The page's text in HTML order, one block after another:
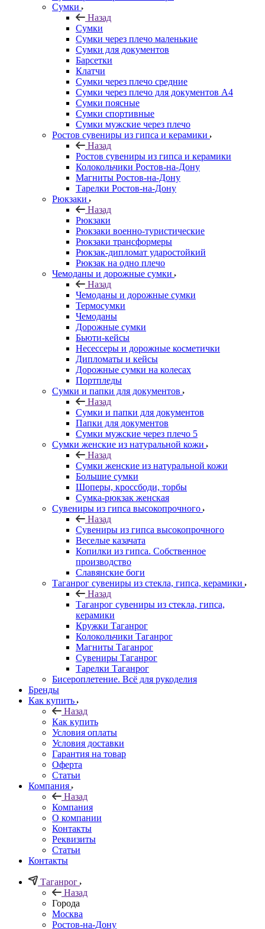
Сумки
Назад
Сумки
Сумки через плечо маленькие
Сумки для документов
Барсетки
Клатчи
Сумки через плечо средние
Сумки через плечо для документов А4
Сумки поясные
Сумки спортивные
Сумки мужские через плечо
Ростов сувениры из гипса и керамики
Назад
Ростов сувениры из гипса и керамики
Колокольчики Ростов-на-Дону
Магниты Ростов-на-Дону
Тарелки Ростов-на-Дону
Рюкзаки
Назад
Рюкзаки
Рюкзаки военно-туристические
Рюкзаки трансформеры
Рюкзак-дипломат ударостойкий
Рюкзак на одно плечо
Чемоданы и дорожные сумки
Назад
Чемоданы и дорожные сумки
Термосумки
Чемоданы
Дорожные сумки
Бьюти-кейсы
Несессеры и дорожные косметички
Дипломаты и кейсы
Дорожные сумки на колесах
Портпледы
Сумки и папки для документов
Назад
Сумки и папки для документов
Папки для документов
Сумки мужские через плечо 5
Сумки женские из натуральной кожи
Назад
Сумки женские из натуральной кожи
Большие сумки
Шоперы, кроссбоди, торбы
Сумка-рюкзак женская
Сувениры из гипса высокопрочного
Назад
Сувениры из гипса высокопрочного
Веселые казачата
Копилки из гипса. Собственное
производство
Славянские боги
Таганрог сувениры из стекла, гипса, керамики
Назад
Таганрог сувениры из стекла, гипса,
керамики
Кружки Таганрог
Колокольчики Таганрог
Магниты Таганрог
Сувениры Таганрог
Тарелки Таганрог
Бисероплетение. Всё для рукоделия
Бренды
Как купить
Назад
Как купить
Условия оплаты
Условия доставки
Гарантия на товар
Оферта
Статьи
Компания
Назад
Компания
О компании
Контакты
Реквизиты
Статьи
Контакты
Таганрог
Назад
Города
Москва
Ростов-на-Дону